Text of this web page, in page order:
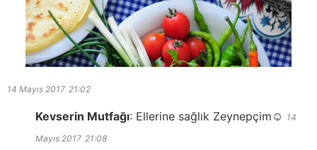
14 Mayıs 2017 21:02
Kevserin Mutfağı: Ellerine sağlık Zeynepçim☺️ 14
Mayıs 2017 21:08